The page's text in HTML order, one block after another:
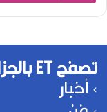
تصفح ET بالجزائري
أخبار